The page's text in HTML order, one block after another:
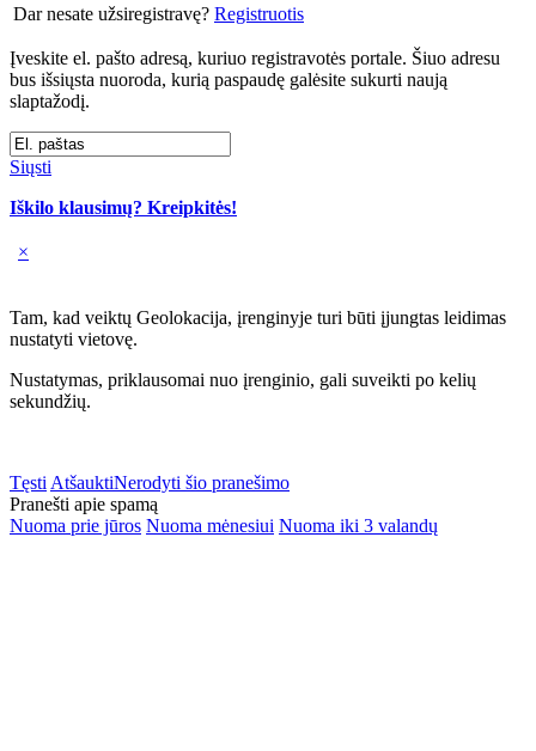
Dar nesate užsiregistravę? Registruotis
Įveskite el. pašto adresą, kuriuo registravotės portale. Šiuo adresu
bus išsiųsta nuoroda, kurią paspaudę galėsite sukurti naują
slaptažodį.
Siųsti
Iškilo klausimų? Kreipkitės!
×
Tam, kad veiktų Geolokacija, įrenginyje turi būti įjungtas leidimas
nustatyti vietovę.
Nustatymas, priklausomai nuo įrenginio, gali suveikti po kelių
sekundžių.
Tęsti AtšauktiNerodyti šio pranešimo
Pranešti apie spamą
Nuoma prie jūros Nuoma mėnesiui Nuoma iki 3 valandų